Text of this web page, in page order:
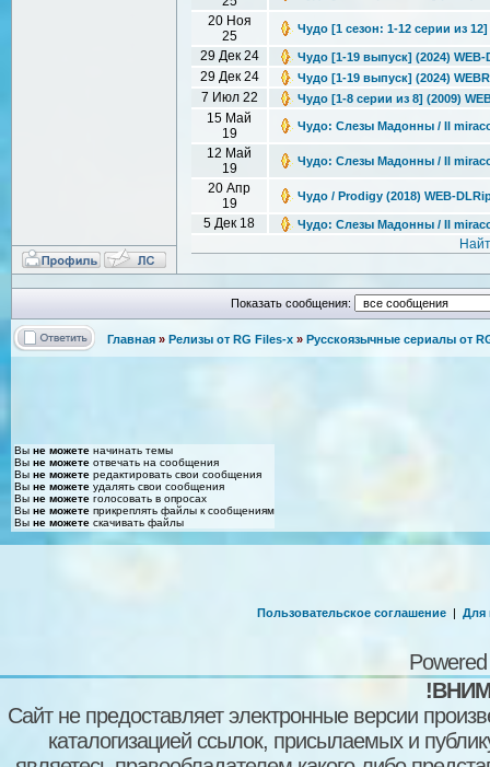
20 Ноя
25
Чудо [1 сезон: 1-12 серии из
29 Дек 24 Чудо [1-19 выпуск] (2024) WEB-
29 Дек 24 Чудо [1-19 выпуск] (2024)
7 Июл 22 Чудо [1-8 серии из 8] (2009)
15 Май
19
Чудо: Слезы Мадонны / Il
12 Май
19
Чудо: Слезы Мадонны / Il
20 Апр
19
Чудо / Prodigy (2018) WEB-
5 Дек 18 Чудо: Слезы Мадонны / Il
Показать сообщения:
Главная » Релизы от RG Files-x » Русскоязычные сериалы от
Вы не можете начинать темы
Вы не можете отвечать на сообщения
Вы не можете редактировать свои сообщения
Вы не можете удалять свои сообщения
Вы не можете голосовать в опросах
Вы не можете прикреплять файлы к сообщениям
Вы не можете скачивать файлы
Пользовательское соглашение | Для
Сайт не предоставляет электронные версии
каталогизацией ссылок, присылаемых и